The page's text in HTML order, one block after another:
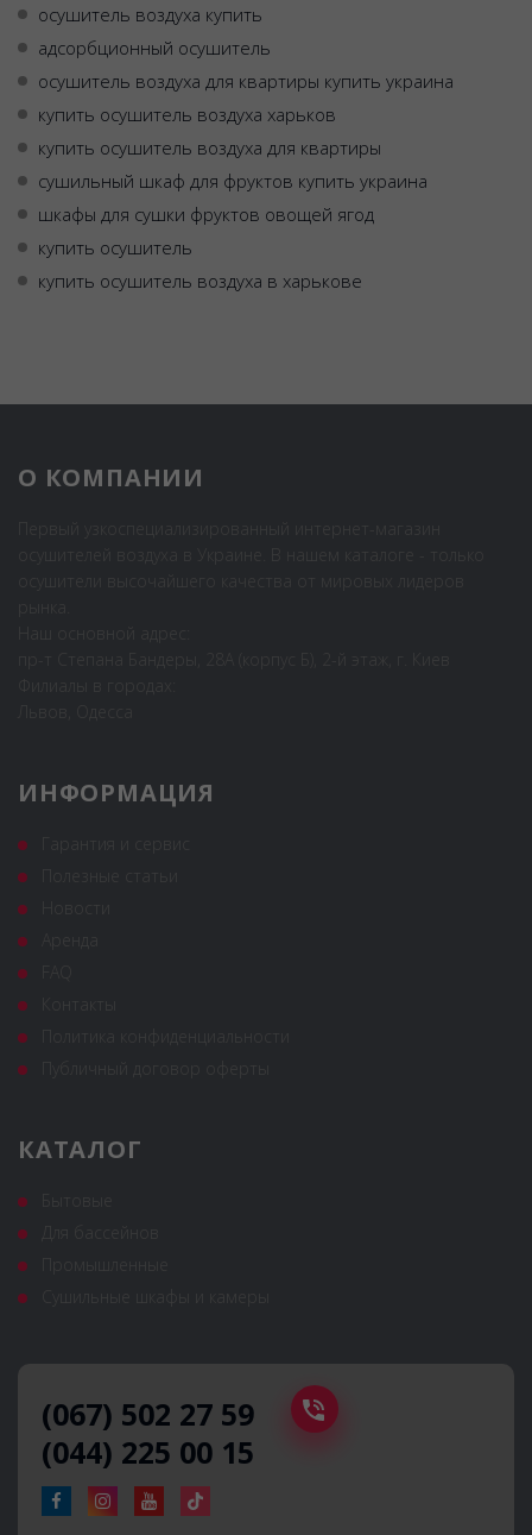
осушитель воздуха купить
адсорбционный осушитель
осушитель воздуха для квартиры купить украина
купить осушитель воздуха харьков
купить осушитель воздуха для квартиры
сушильный шкаф для фруктов купить украина
шкафы для сушки фруктов овощей ягод
купить осушитель
купить осушитель воздуха в харькове
О КОМПАНИИ
ИНФОРМАЦИЯ
КАТАЛОГ
(067) 502 27 59
(044) 225 00 15